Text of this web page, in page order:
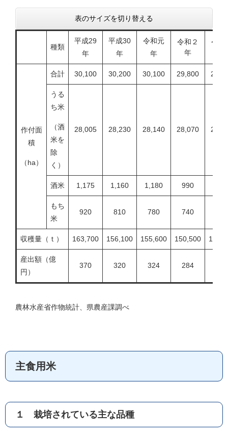
表のサイズを切り替える
種類
平成29
年
平成30
年
令和元
年
令和２
年
令和
作付面
積
（ha）
合計 30,100 30,200 30,100 29,800
うる
ち米
（酒
米を
除
く）
28,005 28,230 28,140 28,070
酒米 1,175 1,160 1,180 990
もち
米
920 810 780 740
収穫量（ｔ） 163,700 156,100 155,600 150,500
産出額（億
円）
370 320 324 284
農林水産省作物統計、県農産課調べ
主食用米
１ 栽培されている主な品種